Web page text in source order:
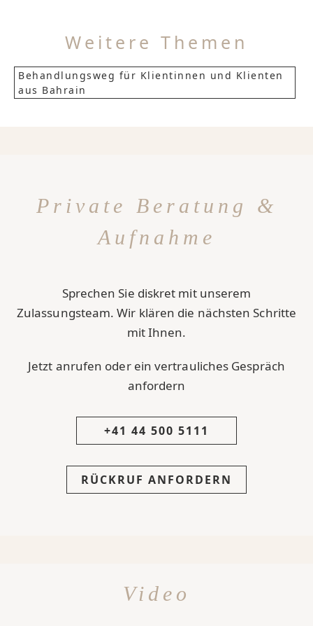
Weitere Themen
Behandlungsweg für Klientinnen und Klienten
aus Bahrain
Private Beratung &
Aufnahme
Sprechen Sie diskret mit unserem
Zulassungsteam. Wir klären die nächsten Schritte
mit Ihnen.
Jetzt anrufen oder ein vertrauliches Gespräch
anfordern
+41 44 500 5111
RÜCKRUF ANFORDERN
Video